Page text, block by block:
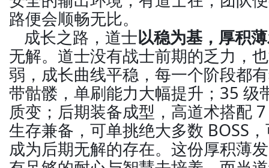
路便会顺畅无比。
成长之路，道士以稳为基，厚积
无解。道士没有战士前期的乏力，
弱，成长曲线平稳，每一个阶段都
带骷髅，单刷能力大幅提升；35 级
质变；后期装备成型，高道术搭配
生存兼备，可单挑绝大多数 BOSS
成为后期无解的存在。这份厚积薄